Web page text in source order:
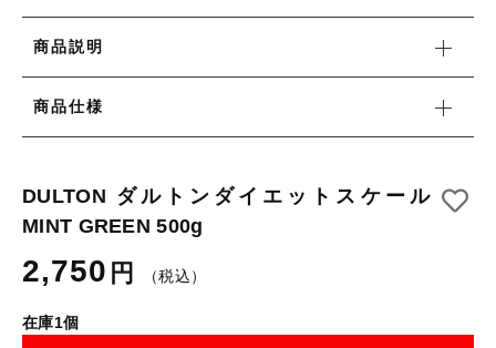
商品説明
商品仕様
DULTON ダルトンダイエットスケール
MINT GREEN 500g
2,750 円 （税込）
在庫1個
新着商品
当店について
お知らせ
ブログ
その他